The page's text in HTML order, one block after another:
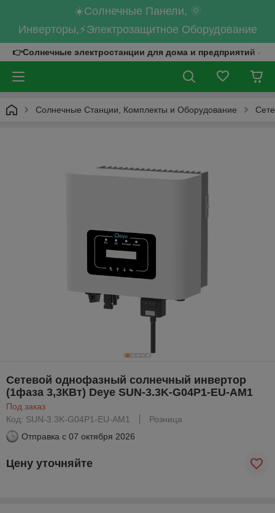
☀️Солнечные Панели, 🌞
Инверторы,⚡Электрозащитное Оборудование
👉Солнечные электростанции для дома и предприятий -
Солнечные Станции, Комплекты и Оборудование
Сетевой однофазный солнечный инвертор
(1фаза 3,3КВт) Deye SUN-3.3K-G04P1-EU-AM1
Под заказ
Код: SUN-3.3K-G04P1-EU-AM1
Розница
Отправка с 07 октября 2026
Цену уточняйте